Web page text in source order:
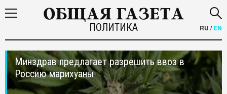
ПОЛИТИКА RU /EN
Минздрав предлагает разрешить ввоз в
Россию марихуаны